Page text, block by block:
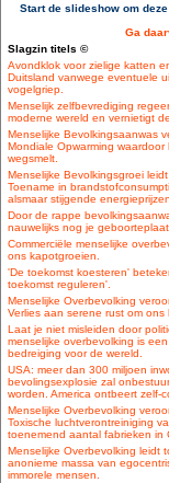
Start de slideshow om
Ga
Slagzin titels ©
Avondklok voor zielige katten
Duitsland vanwege eventuele
vogelgriep.
Menselijk zelfbevrediging
moderne wereld en vernietigt
Menselijke Bevolkingsaanwas
Mondiale Opwarming waardoor
wegsmelt.
Menselijke Bevolkingsgroei
Toename in
alsmaar stijgende
Door de rappe
nauwelijks nog je
Commerciële menselijke
ons kapotgroeien.
'De toekomst koesteren'
toekomst reguleren'.
Menselijke Overbevolking
Verlies aan serene rust om ons
Laat je niet misleiden door
menselijke overbevolking is
bedreiging voor de wereld.
USA: meer dan 300 miljoen
bevolingsexplosie zal
worden. America ontbeert zelf-
Menselijke Overbevolking
Toxische luchtverontreiniging
toenemend aantal fabrieken in
Menselijke Overbevolking leidt
anonieme massa van
immorele mensen.